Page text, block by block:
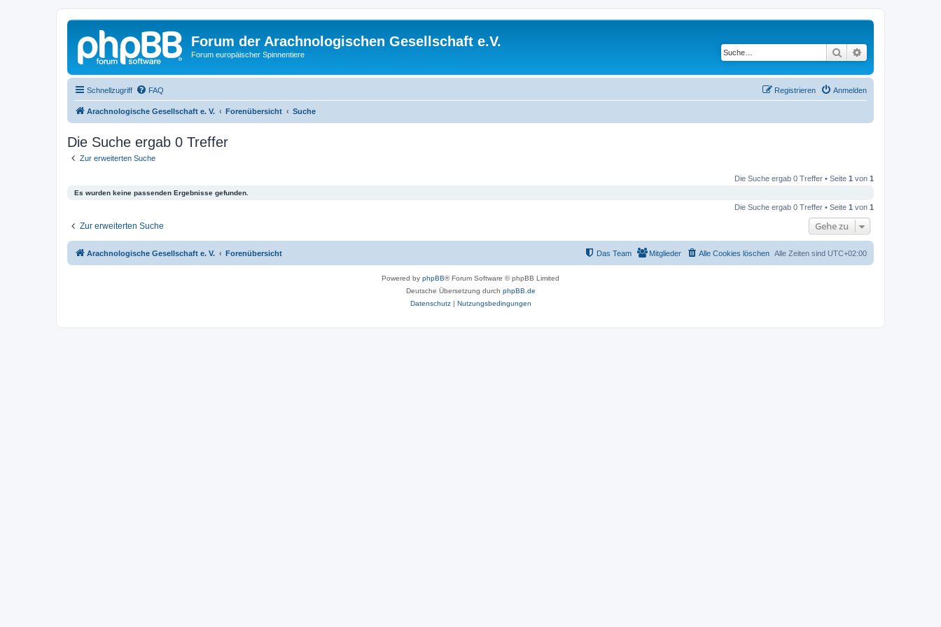
Forum der Arachnologischen Gesellschaft e.V.
Forum europäischer Spinnentiere Suche
Schnellzugriff FAQ Anmelden
Registrieren
Arachnologische Gesellschaft e. V. Forenübersicht Suche
Die Suche ergab 0 Treffer
Zur erweiterten Suche
Die Suche ergab 0 Treffer • Seite 1 von 1
Es wurden keine passenden Ergebnisse gefunden.
Die Suche ergab 0 Treffer • Seite 1 von 1
Zur erweiterten Suche Gehe zu
Arachnologische Gesellschaft e. V. Forenübersicht Alle Zeiten sind UTC+02:00
Alle Cookies löschen
Mitglieder
Das Team
Powered by phpBB® Forum Software © phpBB Limited
Deutsche Übersetzung durch phpBB.de
Datenschutz| Nutzungsbedingungen